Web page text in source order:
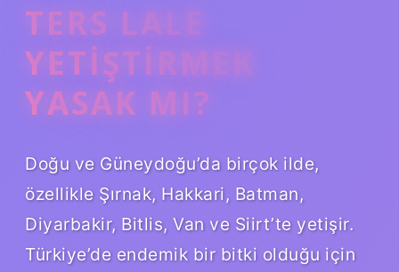
TERS LALE
YETIŞTIRMEK
YASAK MI?
Doğu ve Güneydoğu’da birçok ilde,
özellikle Şırnak, Hakkari, Batman,
Diyarbakir, Bitlis, Van ve Siirt’te yetişir.
Türkiye’de endemik bir bitki olduğu için